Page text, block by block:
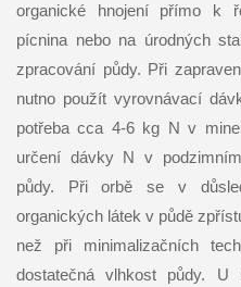
organické hnojení přímo k
pícnina nebo na úrodných
zpracování půdy. Při
nutno použít vyrovnávací
potřeba cca 4-6 kg N v
určení dávky N v
půdy. Při orbě se v
organických látek v půdě
než při minimalizačních
dostatečná vlhkost půdy. U